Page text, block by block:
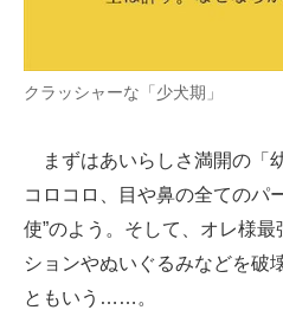
クラッシャーな「少犬期」
まずはあいらしさ満開の「
コロコロ、目や鼻の全てのパ
使”のよう。そして、オレ様
ションやぬいぐるみなどを破
ともいう……。